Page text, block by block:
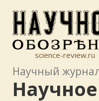
science-review.ru
Научный